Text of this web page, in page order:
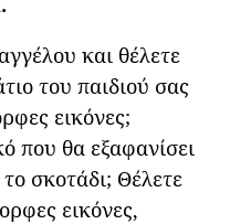
και θέλετε
του παιδιού σας
εικόνες;
που θα εξαφανίσει
σκοτάδι; Θέλετε
εικόνες,